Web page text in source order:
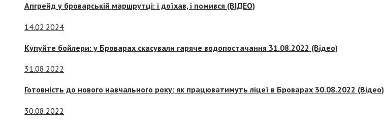
Апгрейд у броварській маршрутці: і доїхав, і помився (ВІДЕО)
14.02.2024
Купуйте бойлери: у Броварах скасували гаряче водопостачання 31.08.2022 (Відео)
31.08.2022
Готовність до нового навчального року: як працюватимуть ліцеї в Броварах 30.08.2022 (Відео)
30.08.2022